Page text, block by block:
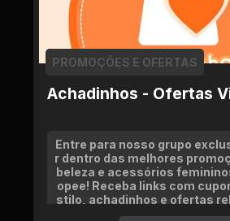
Achadinhos - Ofertas
PROMOÇÕES E OFERTAS
Entre para nosso grupo
r dentro das melhores
beleza e acessórios
opee! Receba links com
stilo, achadinhos e ofertas
os dias.